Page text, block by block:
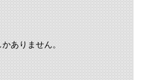
ありません。